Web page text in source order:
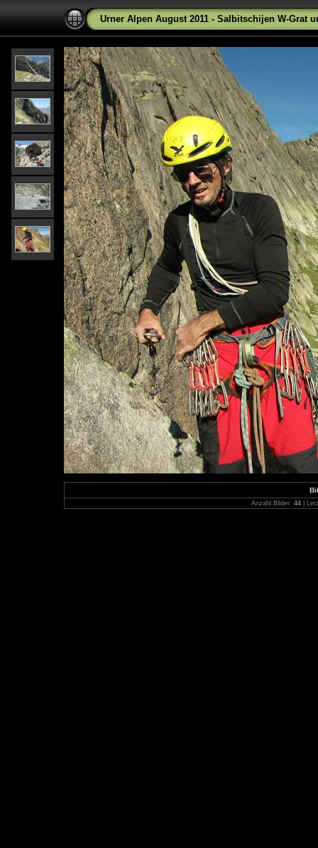
Urner Alpen August 2011 - Salbitschijen W-Grat
Anzahl Bilder: 44 |